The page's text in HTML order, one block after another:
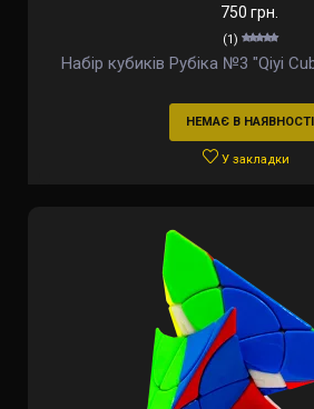
750 грн.
(1)
Набір кубиків Рубіка №3 "Qiyi
НЕМАЄ В НАЯВНОСТІ
У закладки